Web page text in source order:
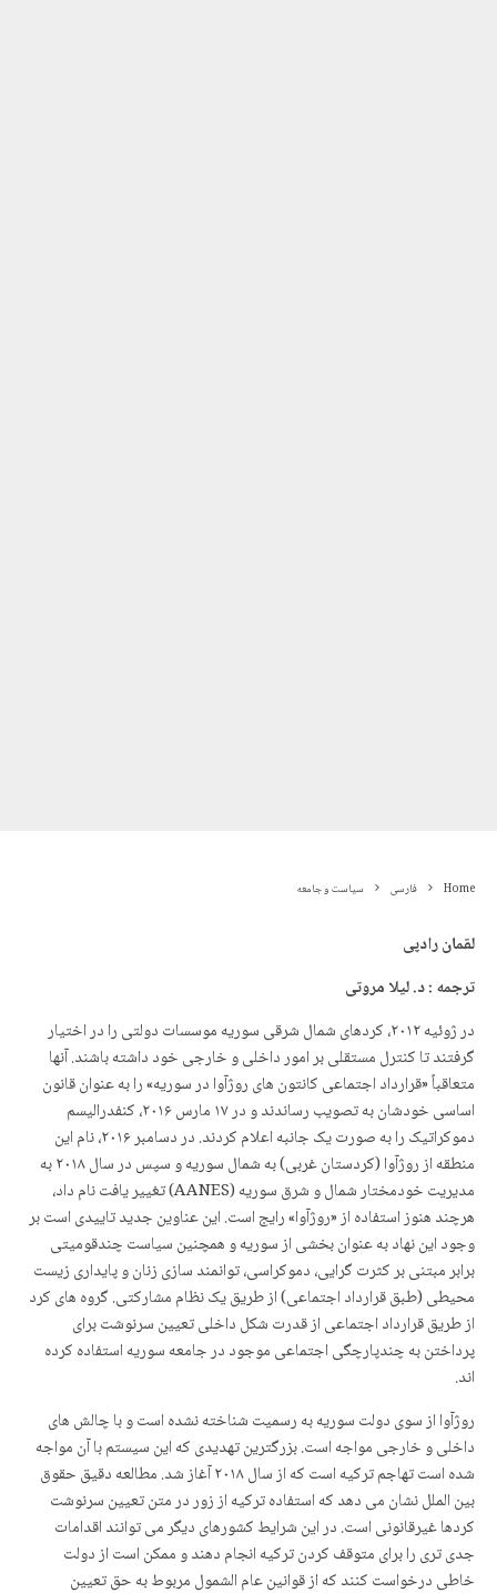
Home فارسی سیاست و جامعه
لقمان رادپی
ترجمه:د.لیلا مروتی
در ژوئیه ۲۰۱۲، کردهای شمال شرقی سوریه موسسات دولتی را در اختیار
گرفتند تا کنترل مستقلی بر امور داخلی و خارجی خود داشته باشند. آنها
متعاقباً «قرارداد اجتماعی کانتون های روژآوا در سوریه» را بە عنوان قانون
اساسی خودشان به تصویب رساندند و در ۱۷ مارس ۲۰۱۶، کنفدرالیسم
دموکراتیک را به صورت یک جانبه اعلام کردند. در دسامبر ۲۰۱۶، نام این
منطقه از روژآوا (کردستان غربی) به شمال سوریه و سپس در سال ۲۰۱۸ به
مدیریت خودمختار شمال و شرق سوریه (AANES) تغییر یافت نام داد،
هرچند هنوز استفاده از «روژآوا» رایج است. این عناوین جدید تاییدی است بر
وجود این نهاد به عنوان بخشی از سوریه و همچنین سیاست چندقومیتی
برابر مبتنی بر کثرت گرایی، دموکراسی، توانمند سازی زنان و پایداری زیست
محیطی (طبق قرارداد اجتماعی) از طریق یک نظام مشارکتی. گروه های کرد
از طریق قرارداد اجتماعی از قدرت شکل داخلی تعیین سرنوشت برای
پرداختن به چندپارچگی اجتماعی موجود در جامعه سوریه استفاده کرده
اند.
روژآوا از سوی دولت سوریه به رسمیت شناخته نشده است و با چالش های
داخلی و خارجی مواجه است. بزرگترین تهدیدی که این سیستم با آن مواجه
شده است تهاجم ترکیه است که از سال ۲۰۱۸ آغاز شد. مطالعه دقیق حقوق
بین الملل نشان می دهد که استفاده ترکیه از زور در متن تعیین سرنوشت
کردها غیرقانونی است. در این شرایط کشورهای دیگر می توانند اقدامات
جدی تری را برای متوقف کردن ترکیه انجام دهند و ممکن است از دولت
خاطی درخواست کنند که از قوانین عام الشمول مربوط به حق تعیین